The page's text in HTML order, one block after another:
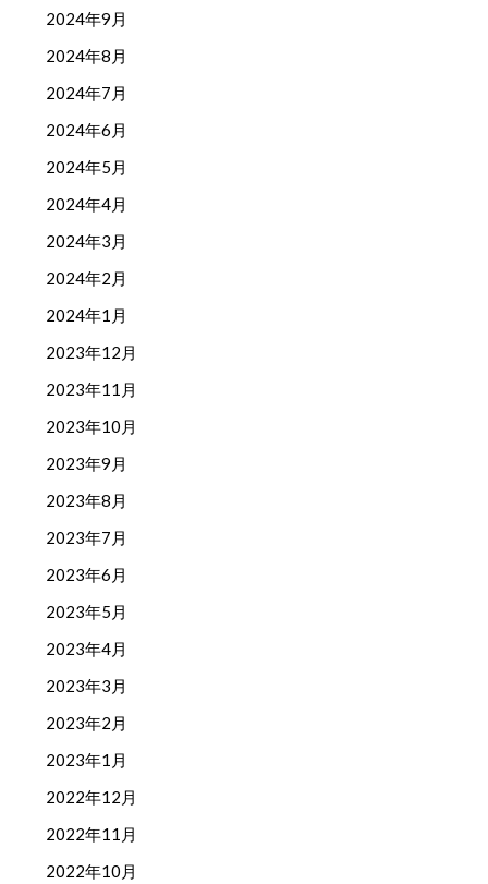
2024年9月
2024年8月
2024年7月
2024年6月
2024年5月
2024年4月
2024年3月
2024年2月
2024年1月
2023年12月
2023年11月
2023年10月
2023年9月
2023年8月
2023年7月
2023年6月
2023年5月
2023年4月
2023年3月
2023年2月
2023年1月
2022年12月
2022年11月
2022年10月